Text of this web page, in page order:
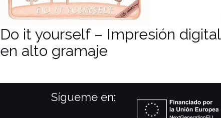
Do it yourself – Impresión digital
en alto gramaje
Sígueme en: